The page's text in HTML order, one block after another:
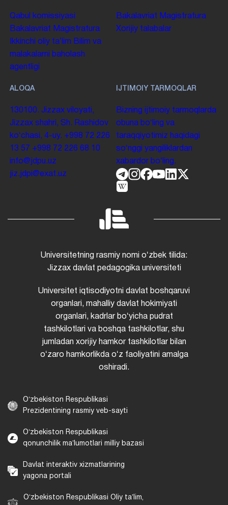
Qabul komissiyasi
Bakalavriat Magistratura
Ikkinchi oliy taʼlim Bilim va
malakalarni baholash
agentligi
Bakalavriat Magistratura
Xorijiy talabalar
ALOQA
130100. Jizzax viloyati,
Jizzax shahri, Sh. Rashidov
koʻchasi, 4-uy. +998 72 226
13 57 +998 72 226 68 10
info@jdpu.uz
jiz.jdpi@exat.uz
IJTIMOIY TARMOQLAR
Bizning ijtimoiy tarmoqlarda
obuna boʻling va
taraqqiyotimiz haqidagi
soʻnggi yangiliklardan
xabardor boʻling.
Universitetning rasmiy nomi oʻzbek tilida:
Jizzax davlat pedagogika universiteti
Universitet iqtisodiyotni davlat boshqaruvi
organlari, mahalliy davlat hokimiyati
organlari, kadrlar boʻyicha pudrat
tashkilotlari va boshqa tashkilotlar, shu
jumladan xorijiy hamkor tashkilotlar bilan
oʻzaro hamkorlikda oʻz faoliyatini amalga
oshiradi.
Oʻzbekiston Respublikasi
Prezidentining rasmiy veb-sayti
Oʻzbekiston Respublikasi
qonunchilik maʼlumotlari milliy bazasi
Davlat interaktiv xizmatlarining
yagona portali
Oʻzbekiston Respublikasi Oliy taʼlim,